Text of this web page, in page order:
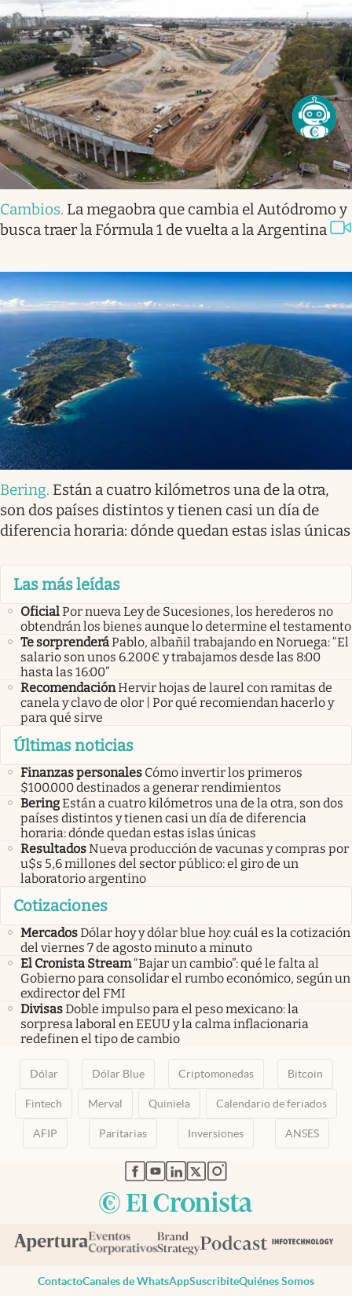
Cambios. La megaobra que cambia el Autódromo y
busca traer la Fórmula 1 de vuelta a la Argentina
Bering. Están a cuatro kilómetros una de la otra,
son dos países distintos y tienen casi un día de
diferencia horaria: dónde quedan estas islas únicas
Las más leídas
OficialPor nueva Ley de Sucesiones, los herederos no
obtendrán los bienes aunque lo determine el testamento
Te sorprenderáPablo, albañil trabajando en Noruega: “El
salario son unos 6.200€ y trabajamos desde las 8:00
hasta las 16:00”
RecomendaciónHervir hojas de laurel con ramitas de
canela y clavo de olor | Por qué recomiendan hacerlo y
para qué sirve
Últimas noticias
Finanzas personales Cómo invertir los primeros
$100.000 destinados a generar rendimientos
BeringEstán a cuatro kilómetros una de la otra, son dos
países distintos y tienen casi un día de diferencia
horaria: dónde quedan estas islas únicas
ResultadosNueva producción de vacunas y compras por
u$s 5,6 millones del sector público: el giro de un
laboratorio argentino
Cotizaciones
MercadosDólar hoy y dólar blue hoy: cuál es la cotización
del viernes 7 de agosto minuto a minuto
El Cronista Stream“Bajar un cambio”: qué le falta al
Gobierno para consolidar el rumbo económico, según un
exdirector del FMI
DivisasDoble impulso para el peso mexicano: la
sorpresa laboral en EEUU y la calma inflacionaria
redefinen el tipo de cambio
Dólar Dólar Blue Criptomonedas Bitcoin
Fintech Merval Quiniela Calendario de feriados
AFIP Paritarias Inversiones ANSES
abre en nueva pestaña
abre en nueva pestaña
abre en nueva pestaña
abre en nueva pestaña
abre en nueva pestaña
ContactoCanales de WhatsAppSuscribiteQuiénes Somos